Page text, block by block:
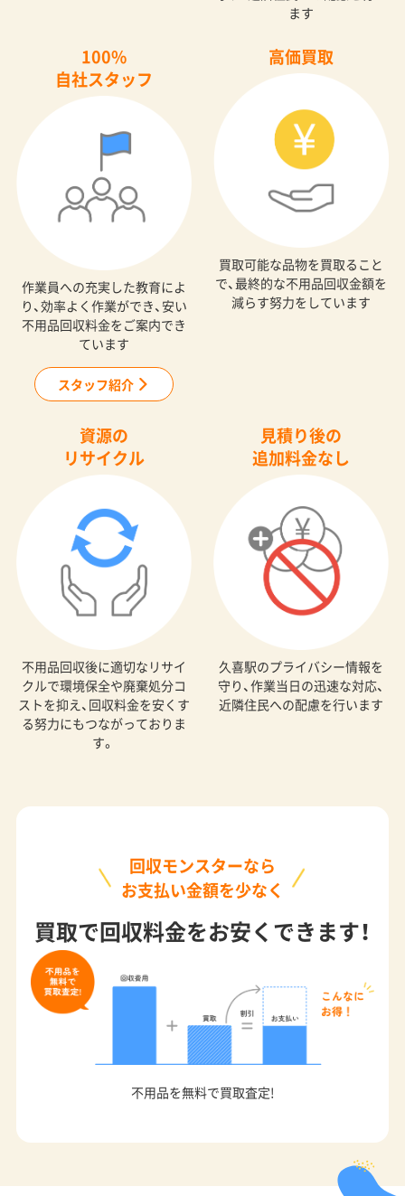
ます
100%
自社スタッフ
作業員への充実した教育によ
り、効率よく作業ができ、安い
不用品回収料金をご案内でき
ています
スタッフ紹介
高価買取
買取可能な品物を買取ること
で、最終的な不用品回収金額を
減らす努力をしています
資源の
リサイクル
不用品回収後に適切なリサイ
クルで環境保全や廃棄処分コ
ストを抑え、回収料金を安くす
る努力にもつながっておりま
す。
見積り後の
追加料金なし
久喜駅のプライバシー情報を
守り、作業当日の迅速な対応、
近隣住民への配慮を行います
回収モンスターなら
お支払い金額を少なく
買取で回収料金をお安くできます！
不用品を無料で買取査定!